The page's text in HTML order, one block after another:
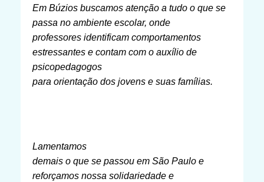
Em Búzios buscamos atenção a tudo o que se
passa no ambiente escolar, onde
professores identificam comportamentos
estressantes e contam com o auxílio de
psicopedagogos
para orientação dos jovens e suas famílias.
Lamentamos
demais o que se passou em São Paulo e
reforçamos nossa solidariedade e